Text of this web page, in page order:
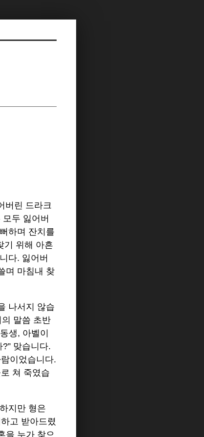
버린 드라크
두 잃어버
하며 잔치를
기 위해 아흔
다. 잃어버
며 마침내 찾
나서지 않습
말씀 초반
생, 아벨이
맞습니다.
이었습니다.
쳐 죽였습
지만 형은
고 받아드렸
을 누가 찾으